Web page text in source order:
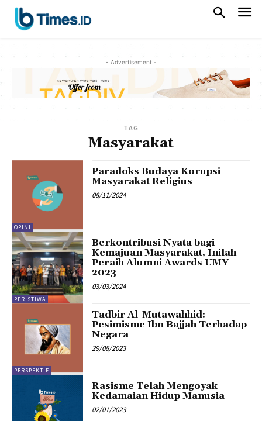
- Advertisement -
TAG
Masyarakat
OPINI
Paradoks Budaya Korupsi
Masyarakat Religius
08/11/2024
PERISTIWA
Berkontribusi Nyata bagi
Kemajuan Masyarakat, Inilah
Peraih Alumni Awards UMY
2023
03/03/2024
PERSPEKTIF
Tadbir Al-Mutawahhid:
Pesimisme Ibn Bajjah Terhadap
Negara
29/08/2023
Rasisme Telah Mengoyak
Kedamaian Hidup Manusia
02/01/2023